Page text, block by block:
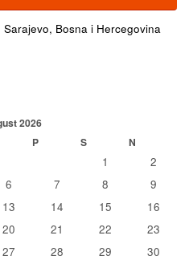
Sarajevo, Bosna i Hercegovina
2026
P S N
1
2
6 7 8
9
13 14 15
16
20 21 22
23
27 28 29 30